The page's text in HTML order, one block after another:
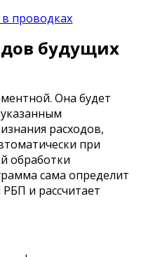
будущих
Она будет
расходов,
при
обработки
сама определит
и рассчитает